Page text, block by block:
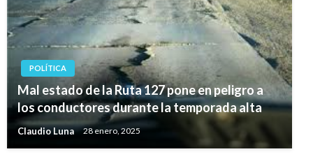
POLÍTICA
Mal estado de la Ruta 127 pone en peligro a
los conductores durante la temporada alta
Claudio Luna 28 enero, 2025